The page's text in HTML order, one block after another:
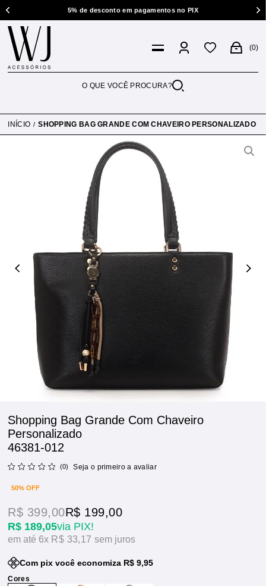
5% de desconto em pagamentos no PIX
0
INÍCIO SHOPPING BAG GRANDE COM CHAVEIRO PERSONALIZADO
Shopping Bag Grande Com Chaveiro
Personalizado
46381-012
(0) Seja o primeiro a avaliar
50% OFF
R$ 189,05via PIX!
R$ 399,00R$ 199,00
6x R$ 33,17sem juros
Com pix você economiza R$ 9,95